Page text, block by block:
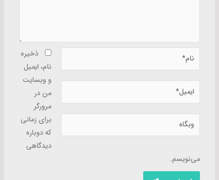
نام*
ایمیل*
وبگاه
ذخیره
نام، ایمیل
و وبسایت
من در
مرورگر
برای زمانی
که دوباره
دیدگاهی
می‌نویسم.